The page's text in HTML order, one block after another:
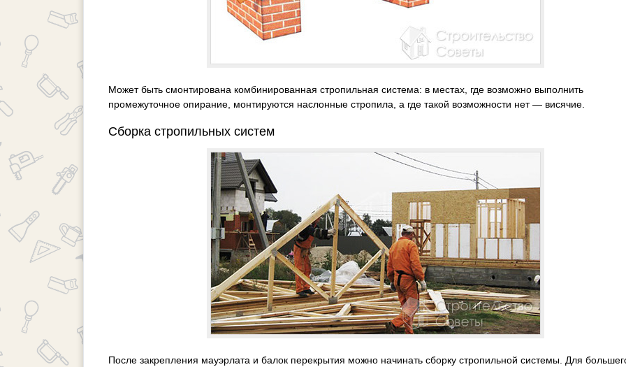
Может быть смонтирована комбинированная стропильная система: в местах, где возможно выполнить
промежуточное опирание, монтируются наслонные стропила, а где такой возможности нет — висячие.
Сборка стропильных систем
После закрепления мауэрлата и балок перекрытия можно начинать сборку стропильной системы. Для